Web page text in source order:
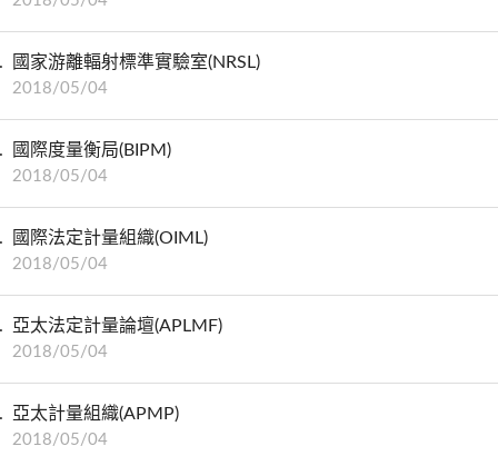
國家游離輻射標準實驗室(NRSL)
2018/05/04
國際度量衡局(BIPM)
2018/05/04
國際法定計量組織(OIML)
2018/05/04
亞太法定計量論壇(APLMF)
2018/05/04
亞太計量組織(APMP)
2018/05/04